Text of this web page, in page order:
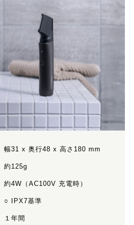
幅31 x 奥行48 x 高さ180 mm
約125g
約4W（AC100V 充電時）
○ IPX7基準
１年間